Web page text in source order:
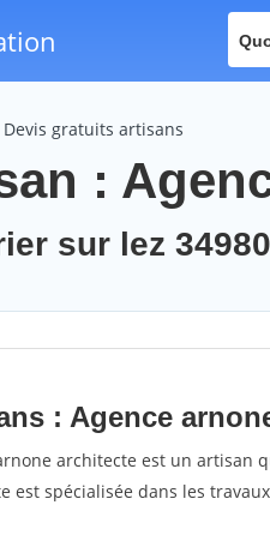
Devis gratuits artisans
:
sur lez 34980
: Agence
architecte est un artisan
est spécialisée dans les